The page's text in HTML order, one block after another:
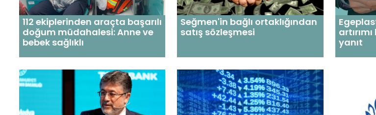
112 ekiplerinden araçta başarılı
doğum müdahalesi: Anne ve
bebek sağlıklı
Seğmen'in bağlı ortaklığından
satış sözleşmesi
yanıt